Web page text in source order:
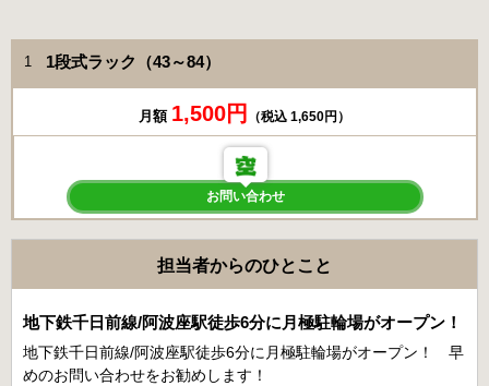
1 1段式ラック（43～84）
月額 1,500円 （税込 1,650円）
お問い合わせ
担当者からのひとこと
地下鉄千日前線/阿波座駅徒歩6分に月極駐輪場がオープン！
地下鉄千日前線/阿波座駅徒歩6分に月極駐輪場がオープン！ 早
めのお問い合わせをお勧めします！